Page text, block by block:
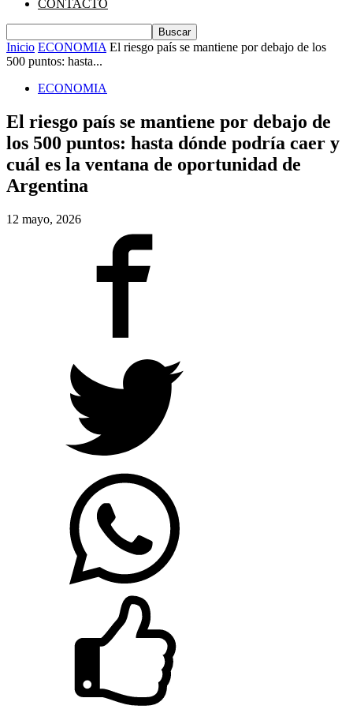
CONTACTO
Inicio ECONOMIA El riesgo país se mantiene por debajo de los
500 puntos: hasta...
ECONOMIA
El riesgo país se mantiene por debajo de
los 500 puntos: hasta dónde podría caer y
cuál es la ventana de oportunidad de
Argentina
12 mayo, 2026